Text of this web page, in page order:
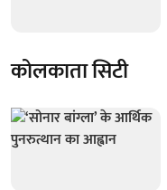
कोलकाता सिटी